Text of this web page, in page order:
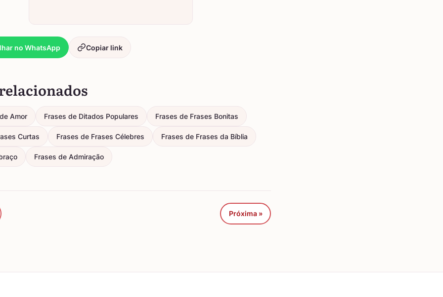
no WhatsApp Copiar link
Amor Frases de Ditados Populares Frases de Frases Bonitas
Curtas Frases de Frases Célebres Frases de Frases da Bíblia
Frases de Admiração
Próxima »